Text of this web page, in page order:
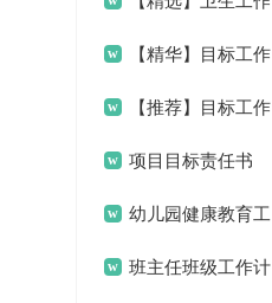
计划3篇【精华】目标工作
计划3篇【推荐】目标工作
计划三篇
项目目标责任书
幼儿园健康教育工
作计划15篇
班主任班级工作计